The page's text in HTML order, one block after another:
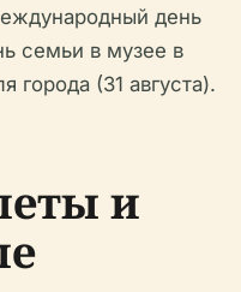
день
семьи в музее в
города (31 августа).
и